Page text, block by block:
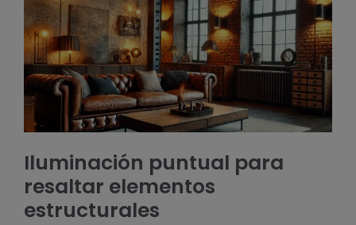
Iluminación puntual para
resaltar elementos
estructurales